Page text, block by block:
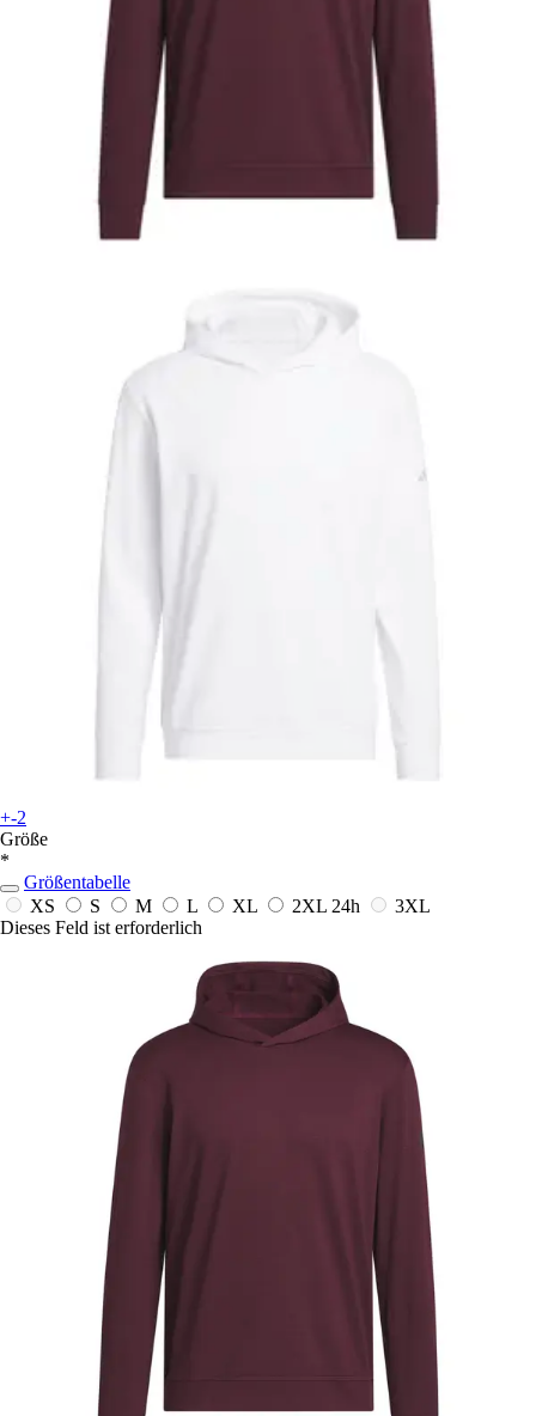
+-2
Größe
*
Größentabelle
XS
S M L XL 2XL 24h
3XL
Dieses Feld ist erforderlich